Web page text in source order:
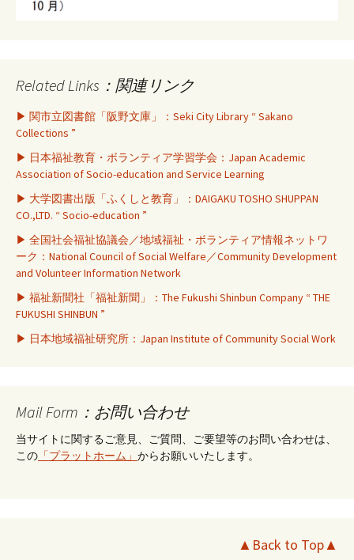
Related Links：関連リンク
▶ 関市立図書館「阪野文庫」：Seki City Library “ Sakano
Collections ”
▶ 日本福祉教育・ボランティア学習学会：Japan Academic
Association of Socio-education and Service Learning
▶ 大学図書出版「ふくしと教育」：DAIGAKU TOSHO SHUPPAN
CO.,LTD. “ Socio-education ”
▶ 全国社会福祉協議会／地域福祉・ボランティア情報ネットワ
ーク：National Council of Social Welfare／Community Development
and Volunteer Information Network
▶ 福祉新聞社「福祉新聞」：The Fukushi Shinbun Company “ THE
FUKUSHI SHINBUN ”
▶ 日本地域福祉研究所：Japan Institute of Community Social Work
Mail Form：お問い合わせ
当サイトに関するご意見、ご質問、ご要望等のお問い合わせは、
この 「プラットホーム」 からお願いいたします。
▲Back to Top▲